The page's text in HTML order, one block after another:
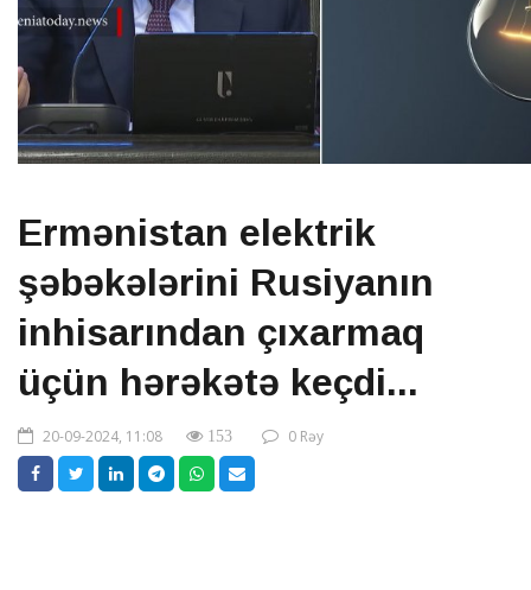
Ermənistan elektrik
şəbəkələrini Rusiyanın
inhisarından çıxarmaq
üçün hərəkətə keçdi...
20-09-2024, 11:08 153 0 Rəy